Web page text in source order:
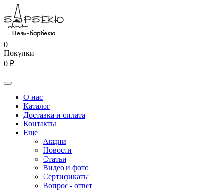
0
Покупки
0 ₽
О нас
Каталог
Доставка и оплата
Контакты
Еще
Акции
Новости
Статьи
Видео и фото
Сертификаты
Вопрос - ответ